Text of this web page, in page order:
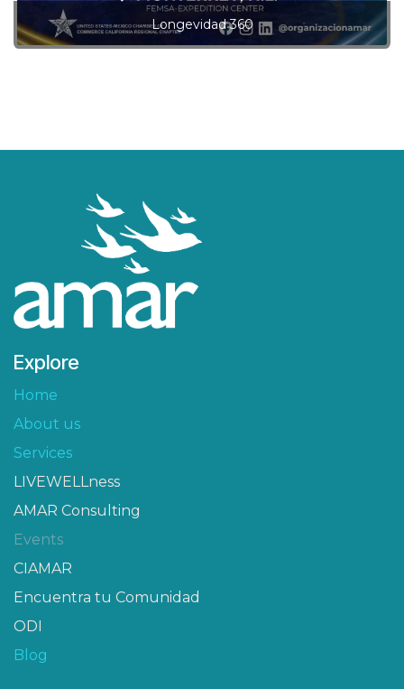
Longevidad 360
Explore
Home
About us
Services
LIVEWELLness
AMAR Consulting
Events
CIAMAR​
Encuentra tu Comunidad
ODI
Blog